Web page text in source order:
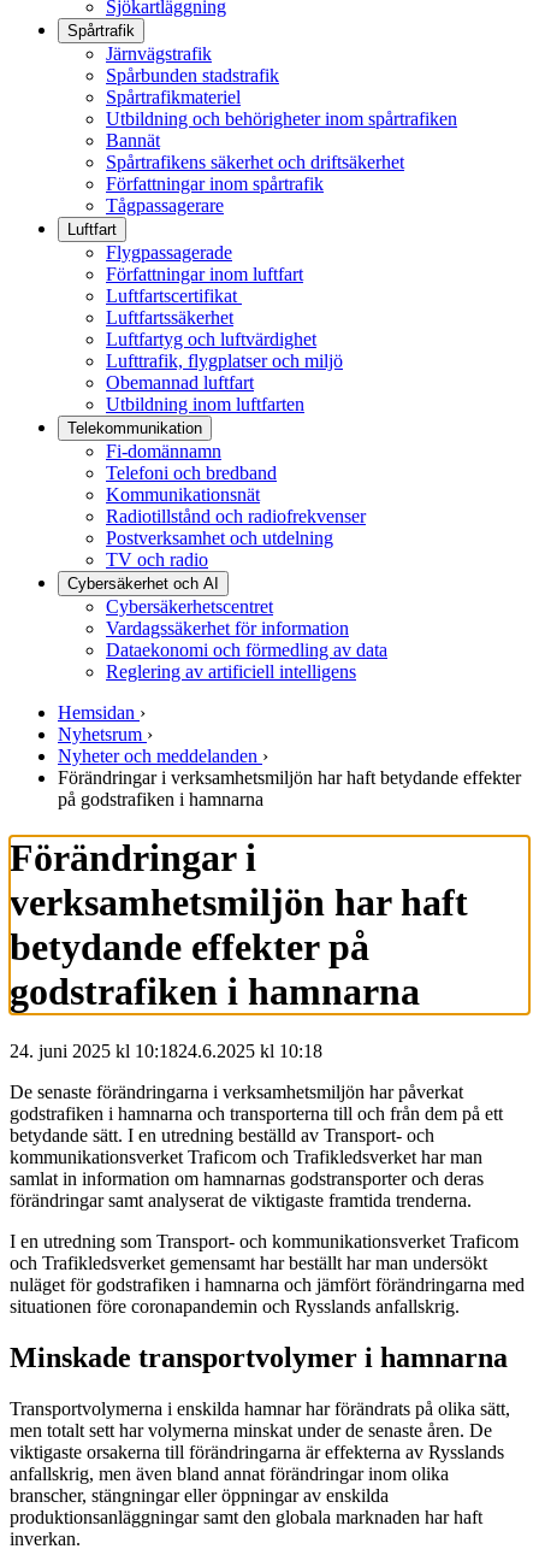
Sjökartläggning
Spårtrafik
Järnvägstrafik
Spårbunden stadstrafik
Spårtrafikmateriel
Utbildning och behörigheter inom spårtrafiken
Bannät
Spårtrafikens säkerhet och driftsäkerhet
Författningar inom spårtrafik
Tågpassagerare
Luftfart
Flygpassagerade
Författningar inom luftfart
Luftfartscertifikat
Luftfartssäkerhet
Luftfartyg och luftvärdighet
Lufttrafik, flygplatser och miljö
Obemannad luftfart
Utbildning inom luftfarten
Telekommunikation
Fi-domännamn
Telefoni och bredband
Kommunikationsnät
Radiotillstånd och radiofrekvenser
Postverksamhet och utdelning
TV och radio
Cybersäkerhet och AI
Cybersäkerhetscentret
Vardagssäkerhet för information
Dataekonomi och förmedling av data
Reglering av artificiell intelligens
Hemsidan ›
Nyhetsrum ›
Nyheter och meddelanden ›
Förändringar i verksamhetsmiljön har haft betydande effekter
på godstrafiken i hamnarna
Förändringar i
verksamhetsmiljön har haft
betydande effekter på
godstrafiken i hamnarna
24. juni 2025 kl 10:1824.6.2025 kl 10:18
De senaste förändringarna i verksamhetsmiljön har påverkat
godstrafiken i hamnarna och transporterna till och från dem på ett
betydande sätt. I en utredning beställd av Transport- och
kommunikationsverket Traficom och Trafikledsverket har man
samlat in information om hamnarnas godstransporter och deras
förändringar samt analyserat de viktigaste framtida trenderna.
I en utredning som Transport- och kommunikationsverket Traficom
och Trafikledsverket gemensamt har beställt har man undersökt
nuläget för godstrafiken i hamnarna och jämfört förändringarna med
situationen före coronapandemin och Rysslands anfallskrig.
Minskade transportvolymer i hamnarna
Transportvolymerna i enskilda hamnar har förändrats på olika sätt,
men totalt sett har volymerna minskat under de senaste åren. De
viktigaste orsakerna till förändringarna är effekterna av Rysslands
anfallskrig, men även bland annat förändringar inom olika
branscher, stängningar eller öppningar av enskilda
produktionsanläggningar samt den globala marknaden har haft
inverkan.